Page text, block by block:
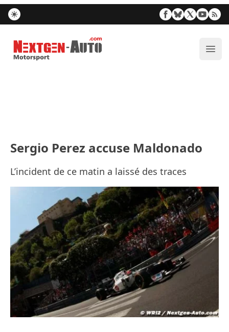
Nextgen-Auto.com
Sergio Perez accuse Maldonado
L’incident de ce matin a laissé des traces